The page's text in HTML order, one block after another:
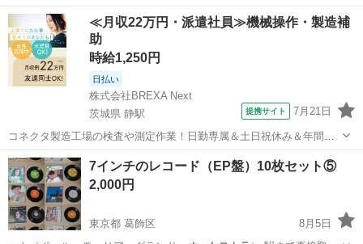
ーナ n…
東京 葛飾区 本/CD/DVD 大瀧詠一
≪月収22万円・派遣社員≫機械操作・製造補
助
時給1,250円
日払い
株式会社BREXA Next
茨城県 静駅
提携サイト 7月21日
コネクタ製造工場の検査や測定作業！日勤専属＆土日祝休み＆年間休
日128日★クリーンルーム内作業★マイカー通勤OK＆無料駐車場あり
★就業先食堂利用可！日払い制度あり！《茨城県常陸大宮市》 人気の
工場のお仕事 ◇コネクタ製造工...
茨城 常陸大宮市 その他
7インチのレコード（EP盤）10枚セット⑤
2,000円
東京都 葛飾区
8月5日